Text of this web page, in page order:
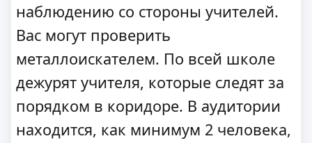
наблюдению со стороны учителей.
Вас могут проверить
металлоискателем. По всей школе
дежурят учителя, которые следят за
порядком в коридоре. В аудитории
находится, как минимум 2 человека,